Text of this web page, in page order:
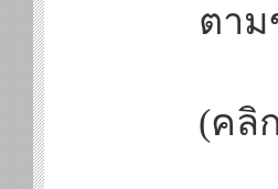
ตาม
(คลิ